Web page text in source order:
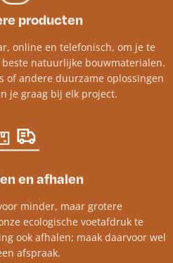
producten
online en telefonisch, om je te
natuurlijke bouwmaterialen.
of andere duurzame oplossingen
je graag bij elk project.​
en afhalen
minder, maar grotere
ecologische voetafdruk te
ook afhalen; maak daarvoor wel
afspraak.